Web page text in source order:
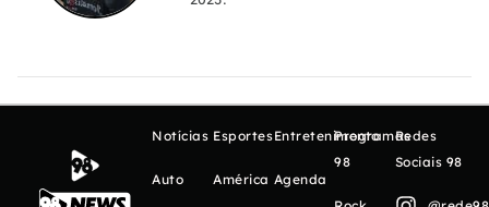
Notícias
Auto
Esportes
América
Entretenimento
Agenda
Programas
98
Redes
Sociais 98